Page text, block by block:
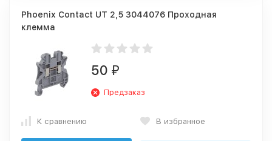
Phoenix Contact UT 2,5 3044076 Проходная
клемма
50 ₽
Предзаказ
К сравнению В избранное